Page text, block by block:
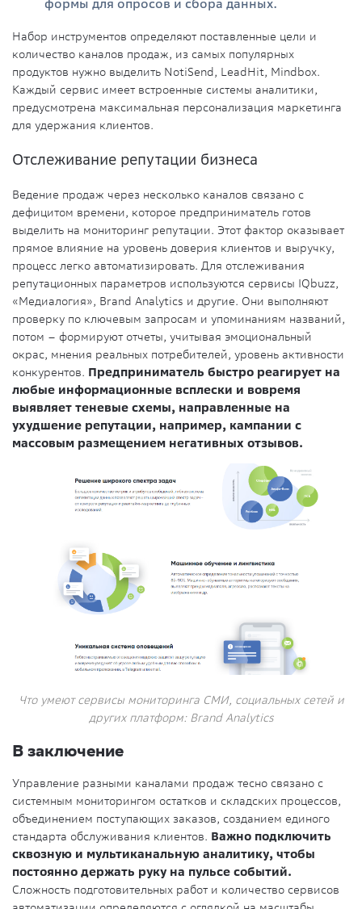
формы для опросов и сбора данных.
Набор инструментов определяют поставленные цели и
количество каналов продаж, из самых популярных
продуктов нужно выделить NotiSend, LeadHit, Mindbox.
Каждый сервис имеет встроенные системы аналитики,
предусмотрена максимальная персонализация маркетинга
для удержания клиентов.
Отслеживание репутации бизнеса
Ведение продаж через несколько каналов связано с
дефицитом времени, которое предприниматель готов
выделить на мониторинг репутации. Этот фактор оказывает
прямое влияние на уровень доверия клиентов и выручку,
процесс легко автоматизировать. Для отслеживания
репутационных параметров используются сервисы IQbuzz,
«Медиалогия», Brand Analytics и другие. Они выполняют
проверку по ключевым запросам и упоминаниям названий,
потом – формируют отчеты, учитывая эмоциональный
окрас, мнения реальных потребителей, уровень активности
конкурентов. Предприниматель быстро реагирует на
любые информационные всплески и вовремя
выявляет теневые схемы, направленные на
ухудшение репутации, например, кампании с
массовым размещением негативных отзывов.
Что умеют сервисы мониторинга СМИ, социальных сетей и
других платформ: Brand Analytics
В заключение
Управление разными каналами продаж тесно связано с
системным мониторингом остатков и складских процессов,
объединением поступающих заказов, созданием единого
стандарта обслуживания клиентов. Важно подключить
сквозную и мультиканальную аналитику, чтобы
постоянно держать руку на пульсе событий.
Сложность подготовительных работ и количество сервисов